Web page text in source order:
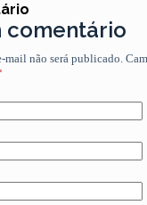
comentário
mail não será publicado.